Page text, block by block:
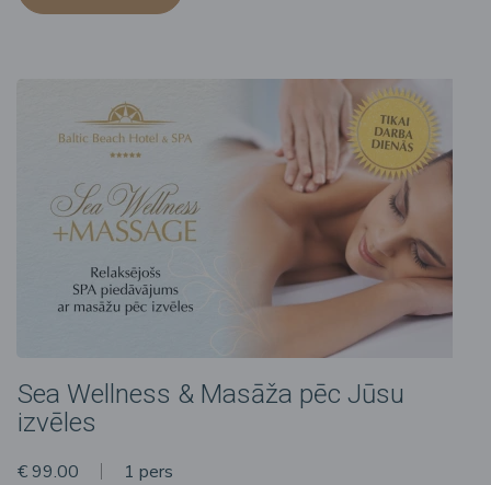
Sea Wellness & Masāža pēc Jūsu
izvēles
€ 99.00 1 pers